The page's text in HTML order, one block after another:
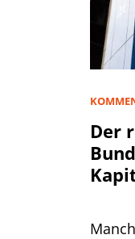
Der